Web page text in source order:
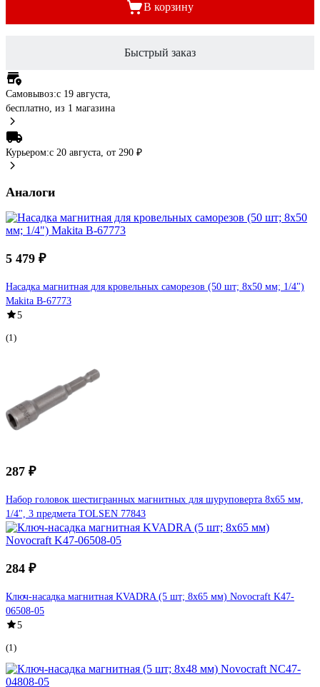
В корзину
Быстрый заказ
Самовывоз:c 19 августа,
бесплатно, из 1 магазина
Курьером:c 20 августа, от 290 ₽
Аналоги
5 479 ₽
Насадка магнитная для кровельных саморезов (50 шт; 8х50 мм; 1/4")
Makita B-67773
5
(1)
287 ₽
Набор головок шестигранных магнитных для шуруповерта 8х65 мм,
1/4", 3 предмета TOLSEN 77843
284 ₽
Ключ-насадка магнитная KVADRA (5 шт; 8х65 мм) Novocraft K47-
06508-05
5
(1)